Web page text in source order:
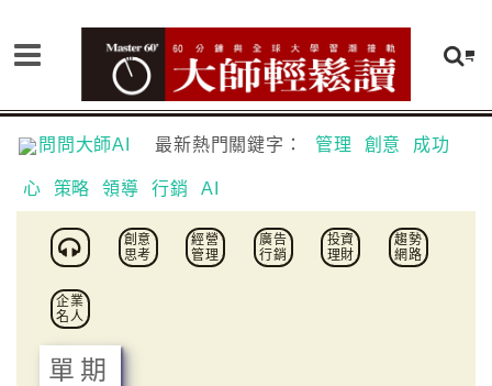
問問大師AI 最新熱門關鍵字： 管理 創意 成功
心 策略 領導 行銷 AI
創意
思考
經營
管理
廣告
行銷
投資
理財
趨勢
網路
企業
名人
單期